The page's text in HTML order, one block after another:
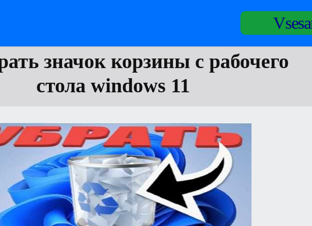
значок корзины с рабочего
стола windows 11